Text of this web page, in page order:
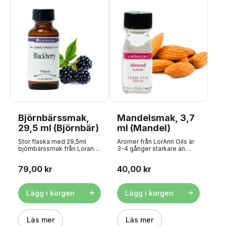
Björnbärssmak,
29,5 ml (Björnbär)
Stor flaska med 29,5ml
björnbärssmak från Lorann
än vanliga aromer och är
användning. Aromen är
lämplig för användning i:
godis, glasyr, frosting,
kakor, kakor, glass och
konfektyr. Kan också
användas för
79,00 kr
Lägg i korgen
Läs mer
Mandelsmak, 3,7
ml (Mandel)
Aromer från LorAnn Oils är
3-4 gånger starkare än
användning. Aromen är
godis, glasyr, frosting,
kakor, kakor, glass och
konfektyr. Kan också
användas för
chokladtillverkning.
Observera att produkten är
40,00 kr
Lägg i korgen
Läs mer